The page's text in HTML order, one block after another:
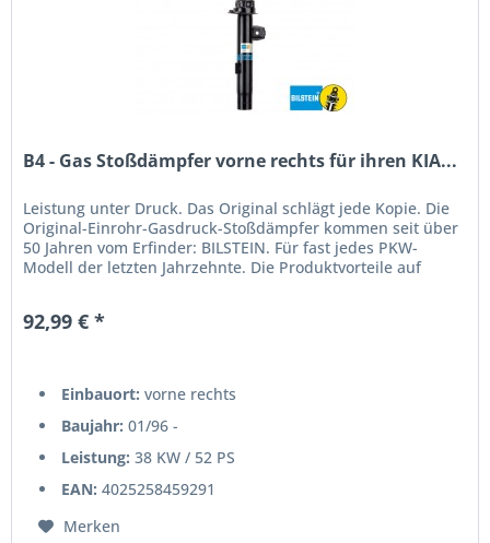
B4 - Gas Stoßdämpfer vorne rechts für ihren KIA...
Leistung unter Druck. Das Original schlägt jede Kopie. Die
Original-Einrohr-Gasdruck-Stoßdämpfer kommen seit über
50 Jahren vom Erfinder: BILSTEIN. Für fast jedes PKW-
Modell der letzten Jahrzehnte. Die Produktvorteile auf
92,99 € *
Einbauort: vorne rechts
Baujahr: 01/96 -
Leistung: 38 KW / 52 PS
EAN: 4025258459291
Merken